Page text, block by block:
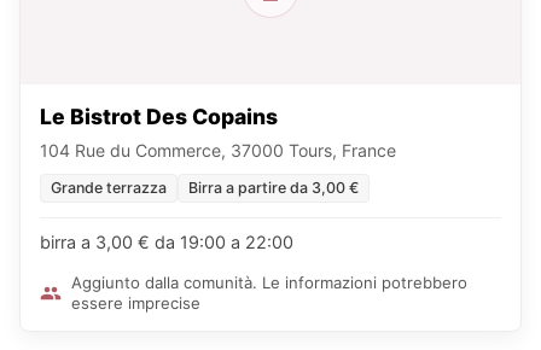
Le Bistrot Des Copains
104 Rue du Commerce, 37000 Tours, France
Grande terrazza Birra a partire da 3,00 €
birra a 3,00 € da 19:00 a 22:00
Aggiunto dalla comunità. Le informazioni potrebbero
essere imprecise